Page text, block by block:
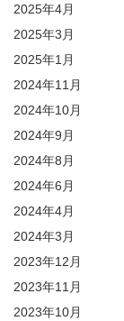
2025年4月
2025年3月
2025年1月
2024年11月
2024年10月
2024年9月
2024年8月
2024年6月
2024年4月
2024年3月
2023年12月
2023年11月
2023年10月